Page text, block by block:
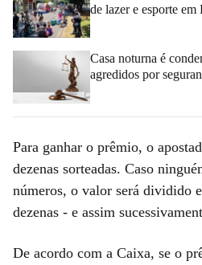
de lazer e esporte
Casa noturna é
agredidos por
Para ganhar o prêmio, o
dezenas sorteadas. Caso
números, o valor será dividido
dezenas - e assim
De acordo com a Caixa, se o